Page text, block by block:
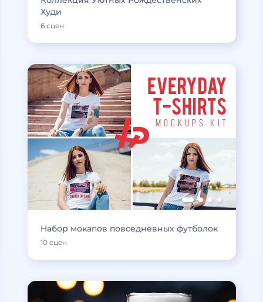
Худи
6 сцен
Набор мокапов повседневных футболок
10 сцен